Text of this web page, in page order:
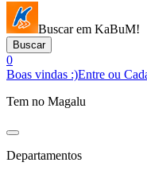
Buscar em KaBuM!
Buscar
0
Boas vindas :)Entre ou
Tem no Magalu
Departamentos